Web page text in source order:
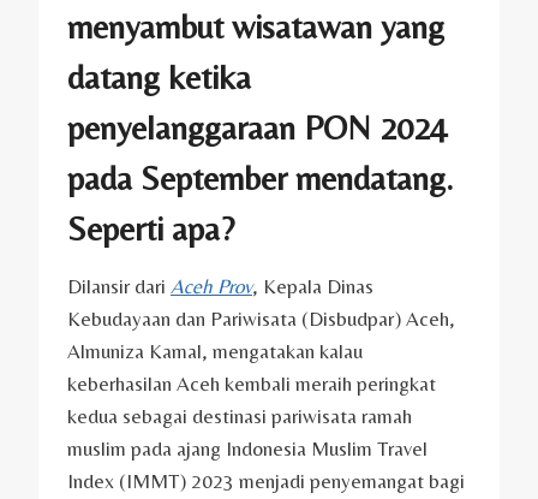
menyambut wisatawan yang
datang ketika
penyelanggaraan PON 2024
pada September mendatang.
Seperti apa?
Dilansir dari Aceh Prov, Kepala Dinas
Kebudayaan dan Pariwisata (Disbudpar) Aceh,
Almuniza Kamal, mengatakan kalau
keberhasilan Aceh kembali meraih peringkat
kedua sebagai destinasi pariwisata ramah
muslim pada ajang Indonesia Muslim Travel
Index (IMMT) 2023 menjadi penyemangat bagi